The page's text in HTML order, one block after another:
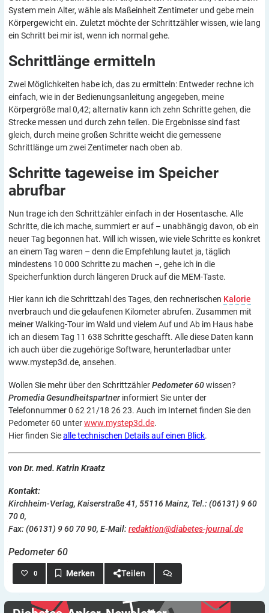
System mein Alter, wähle als Maßeinheit Zentimeter und gebe mein
Körpergewicht ein. Zuletzt möchte der Schrittzähler wissen, wie lang
ein Schritt bei mir ist, wenn ich normal gehe.
Schrittlänge ermitteln
Zwei Möglichkeiten habe ich, das zu ermitteln: Entweder rechne ich
einfach, wie in der Bedienungsanleitung angegeben, meine
Körpergröße mal 0,42; alternativ kann ich zehn Schritte gehen, die
Strecke messen und durch zehn teilen. Die Ergebnisse sind fast
gleich, durch meine großen Schritte weicht die gemessene
Schrittlänge um zwei Zentimeter nach oben ab.
Schritte tageweise im ­Speicher
abrufbar
Nun trage ich den Schrittzähler einfach in der Hosentasche. Alle
Schritte, die ich mache, summiert er auf – unabhängig davon, ob ein
neuer Tag begonnen hat. Will ich wissen, wie viele Schritte es konkret
an einem Tag waren – denn die Empfehlung lautet ja, täglich
mindestens 10 000 Schritte zu machen –, gehe ich in die
Speicherfunktion durch längeren Druck auf die MEM-Taste.
Hier kann ich die Schrittzahl des Tages, den rechnerischen Kalorie
nverbrauch und die gelaufenen Kilometer abrufen. Zusammen mit
meiner Walking-Tour im Wald und vielem Auf und Ab im Haus habe
ich an diesem Tag 11 638 Schritte geschafft. Alle diese Daten kann
ich auch über die zugehörige Software, herunterladbar unter
www.mystep3d.de, ansehen.
Wollen Sie mehr über den SchrittzählerPedometer 60wissen?
Promedia Gesundheitspartner informiert Sie unter der
Telefonnummer 0 62 21/18 26 23. Auch im Internet finden Sie den
Pedometer 60 unterwww.mystep3d.de.
Hier finden Siealle technischen Details auf einen Blick.
von Dr. med. Katrin Kraatz
Kontakt:
Kirchheim-Verlag, Kaiserstraße 41, 55116 Mainz, Tel.: (06131) 9 60
70 0,
Fax: (06131) 9 60 70 90, E-Mail: redaktion@diabetes-journal.de
Pedometer 60
0 Teilen